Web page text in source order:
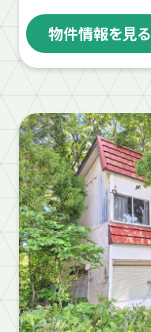
物件情報を見る